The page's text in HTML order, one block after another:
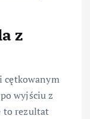
z
cętkowanym
wyjściu z
to rezultat